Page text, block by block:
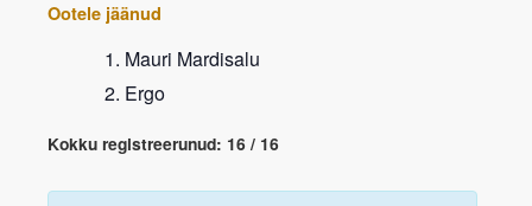
Ootele jäänud
Mauri Mardisalu
Ergo
Kokku registreerunud: 16 / 16